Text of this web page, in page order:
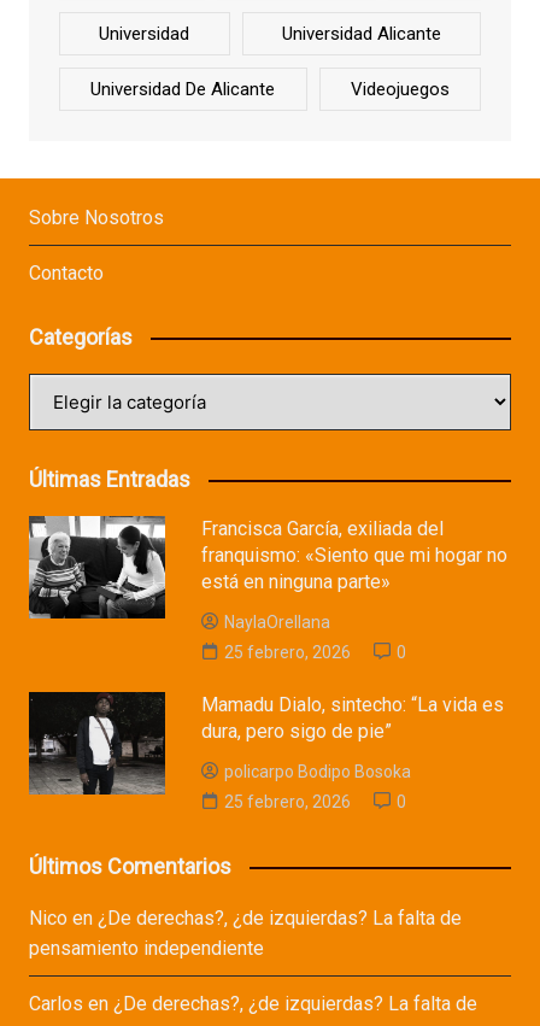
Universidad Universidad Alicante
Universidad De Alicante Videojuegos
Sobre Nosotros
Contacto
Categorías
Últimas Entradas
Francisca García, exiliada del
franquismo: «Siento que mi hogar no
está en ninguna parte»
NaylaOrellana
25 febrero, 2026
0
Mamadu Dialo, sintecho: “La vida es
dura, pero sigo de pie”
policarpo Bodipo Bosoka
25 febrero, 2026
0
Últimos Comentarios
Nicoen ¿De derechas?, ¿de izquierdas? La falta de
pensamiento independiente
Carlos en ¿De derechas?, ¿de izquierdas? La falta de